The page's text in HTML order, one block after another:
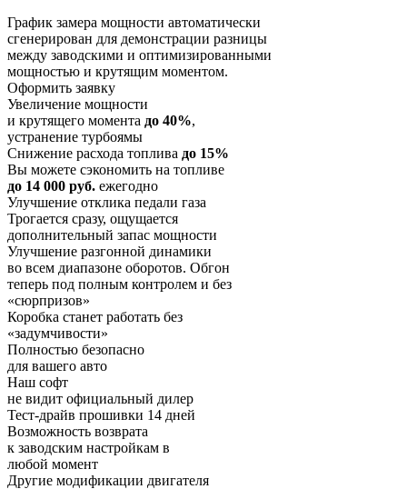
График замера мощности автоматически
сгенерирован для демонстрации разницы
между заводскими и оптимизированными
мощностью и крутящим моментом.
Оформить заявку
Увеличение мощности
и крутящего момента до 40%,
устранение турбоямы
Снижение расхода топлива до 15%
Вы можете сэкономить на топливе
до 14 000 руб. ежегодно
Улучшение отклика педали газа
Трогается сразу, ощущается
дополнительный запас мощности
Улучшение разгонной динамики
во всем диапазоне оборотов. Обгон
теперь под полным контролем и без
«сюрпризов»
Коробка станет работать без
«задумчивости»
Полностью безопасно
для вашего авто
Наш софт
не видит официальный дилер
Тест-драйв прошивки 14 дней
Возможность возврата
к заводским настройкам в
любой момент
Другие модификации двигателя